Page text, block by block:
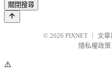
關閉搜尋
© 2026 PIXNET
文章
隱私權政策
⚠️